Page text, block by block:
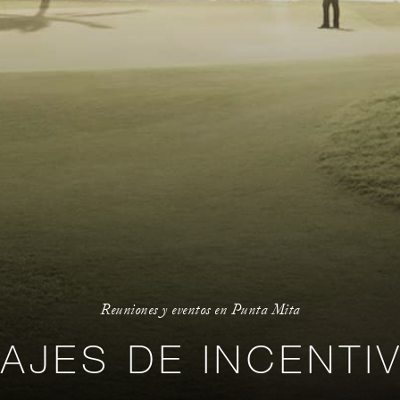
Reuniones y eventos en Punta Mita
DE